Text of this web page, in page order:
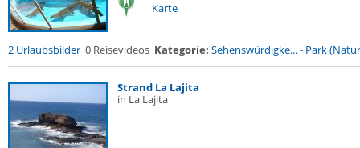
Karte
2 Urlaubsbilder 0 Reisevideos Kategorie: Sehenswürdigke...- Park
Strand La Lajita
in La Lajita